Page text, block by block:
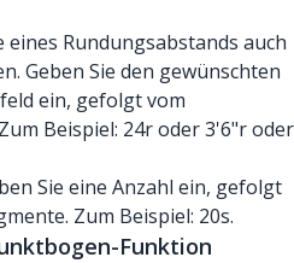
eines Rundungsabstands auch
Geben Sie den gewünschten
ein, gefolgt vom
Beispiel: 24r oder 3'6"r oder
Sie eine Anzahl ein, gefolgt
Zum Beispiel: 20s.
Funktion